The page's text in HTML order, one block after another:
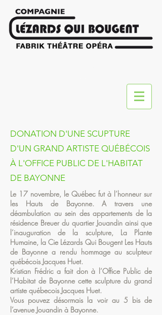
DONATION D'UNE SCUPTURE
D'UN GRAND ARTISTE QUÉBÉCOIS
À L'OFFICE PUBLIC DE L'HABITAT
DE BAYONNE
Le 17 novembre, le Québec fut à l’honneur sur
les Hauts de Bayonne. A travers une
déambulation au sein des appartements de la
résidence Breuer du quartier Jouandin ainsi que
l’inauguration de la sculpture, La Plante
Humaine, la Cie Lézards Qui Bougent Les Hauts
de Bayonne a rendu hommage au sculpteur
québécois Jacques Huet.
Kristian Frédric a fait don à l’Office Public de
l’Habitat de Bayonne cette sculpture du grand
artiste québecois Jacques Huet.
Vous pouvez désormais la voir au 5 bis de
l’avenue Jouandin à Bayonne.